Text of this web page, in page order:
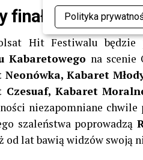
Polityka
finał z
Hit Festiwalu
Kabaretowego na scenie
Kabaret
Kabaret
niezapomniane
szaleństwa poprowadzą
od lat bawią widzów swoją